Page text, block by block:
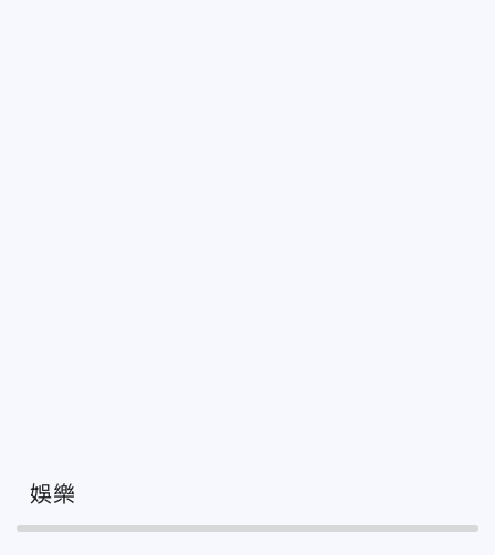
娛樂